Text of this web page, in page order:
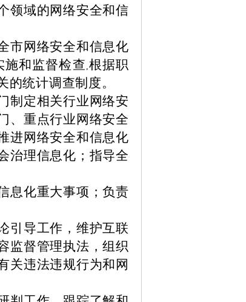
领域的网络安全和信
市网络安全和信息化
施和监督检查 ,根据职
统计调查制度。
制定相关行业网络安
、重点行业网络安全
进网络安全和信息化
治理信息化；指导全
息化重大事项；负责
引导工作，维护互联
监督管理执法，组织
关违法违规行为和网